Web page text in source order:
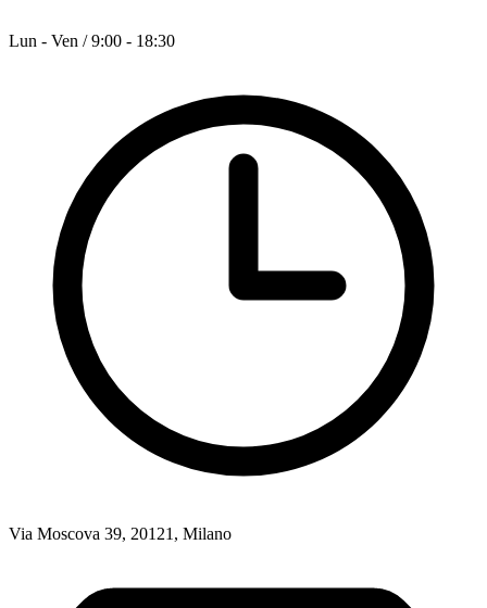
Lun - Ven / 9:00 - 18:30
Via Moscova 39, 20121, Milano